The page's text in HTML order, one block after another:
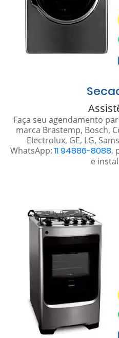
Faça seu agendamento
marca Brastemp, Bosch,
Electrolux, GE, LG,
WhatsApp: 11 94886-8088,
e